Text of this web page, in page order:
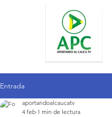
Entrada
aportandoalcaucatv
4 feb 1 min de lectura